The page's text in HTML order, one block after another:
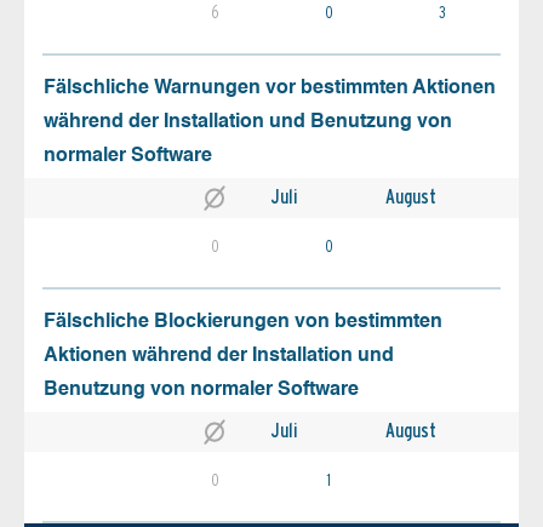
6 0 3
Fälschliche Warnungen vor bestimmten Aktionen
während der Installation und Benutzung von
normaler Software
Juli August
0 0
Fälschliche Blockierungen von bestimmten
Aktionen während der Installation und
Benutzung von normaler Software
Juli August
0 1